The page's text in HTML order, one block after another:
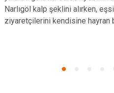
Narlıgöl kalp şeklini alırken,
ziyaretçilerini kendisine hayran